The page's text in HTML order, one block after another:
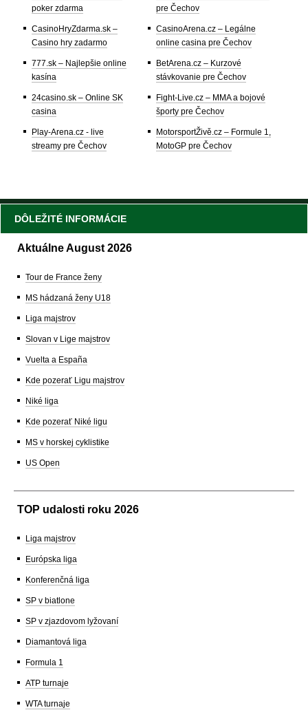
poker zdarma
CasinoHryZdarma.sk –
Casino hry zadarmo
777.sk – Najlepšie online
kasína
24casino.sk – Online SK
casina
Play-Arena.cz - live
streamy pre Čechov
pre Čechov
CasinoArena.cz – Legálne
online casina pre Čechov
BetArena.cz – Kurzové
stávkovanie pre Čechov
Fight-Live.cz – MMA a bojové
športy pre Čechov
MotorsportŽivě.cz – Formule 1,
MotoGP pre Čechov
DÔLEŽITÉ INFORMÁCIE
Aktuálne August 2026
Tour de France ženy
MS hádzaná ženy U18
Liga majstrov
Slovan v Lige majstrov
Vuelta a España
Kde pozerať Ligu majstrov
Niké liga
Kde pozerať Niké ligu
MS v horskej cyklistike
US Open
TOP udalosti roku 2026
Liga majstrov
Európska liga
Konferenčná liga
SP v biatlone
SP v zjazdovom lyžovaní
Diamantová liga
Formula 1
ATP turnaje
WTA turnaje